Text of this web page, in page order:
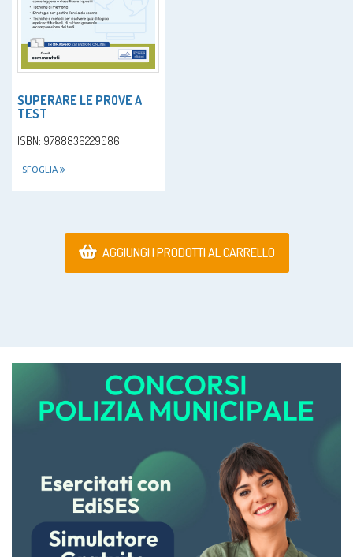
SUPERARE LE PROVE A
TEST
ISBN: 9788836229086
SFOGLIA
AGGIUNGI I PRODOTTI AL CARRELLO